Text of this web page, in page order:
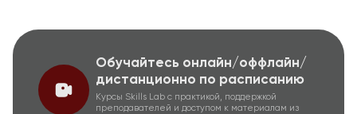
Обучайтесь онлайн/оффлайн/
дистанционно по расписанию
Курсы Skills Lab с практикой, поддержкой
преподавателей и доступом к материалам из